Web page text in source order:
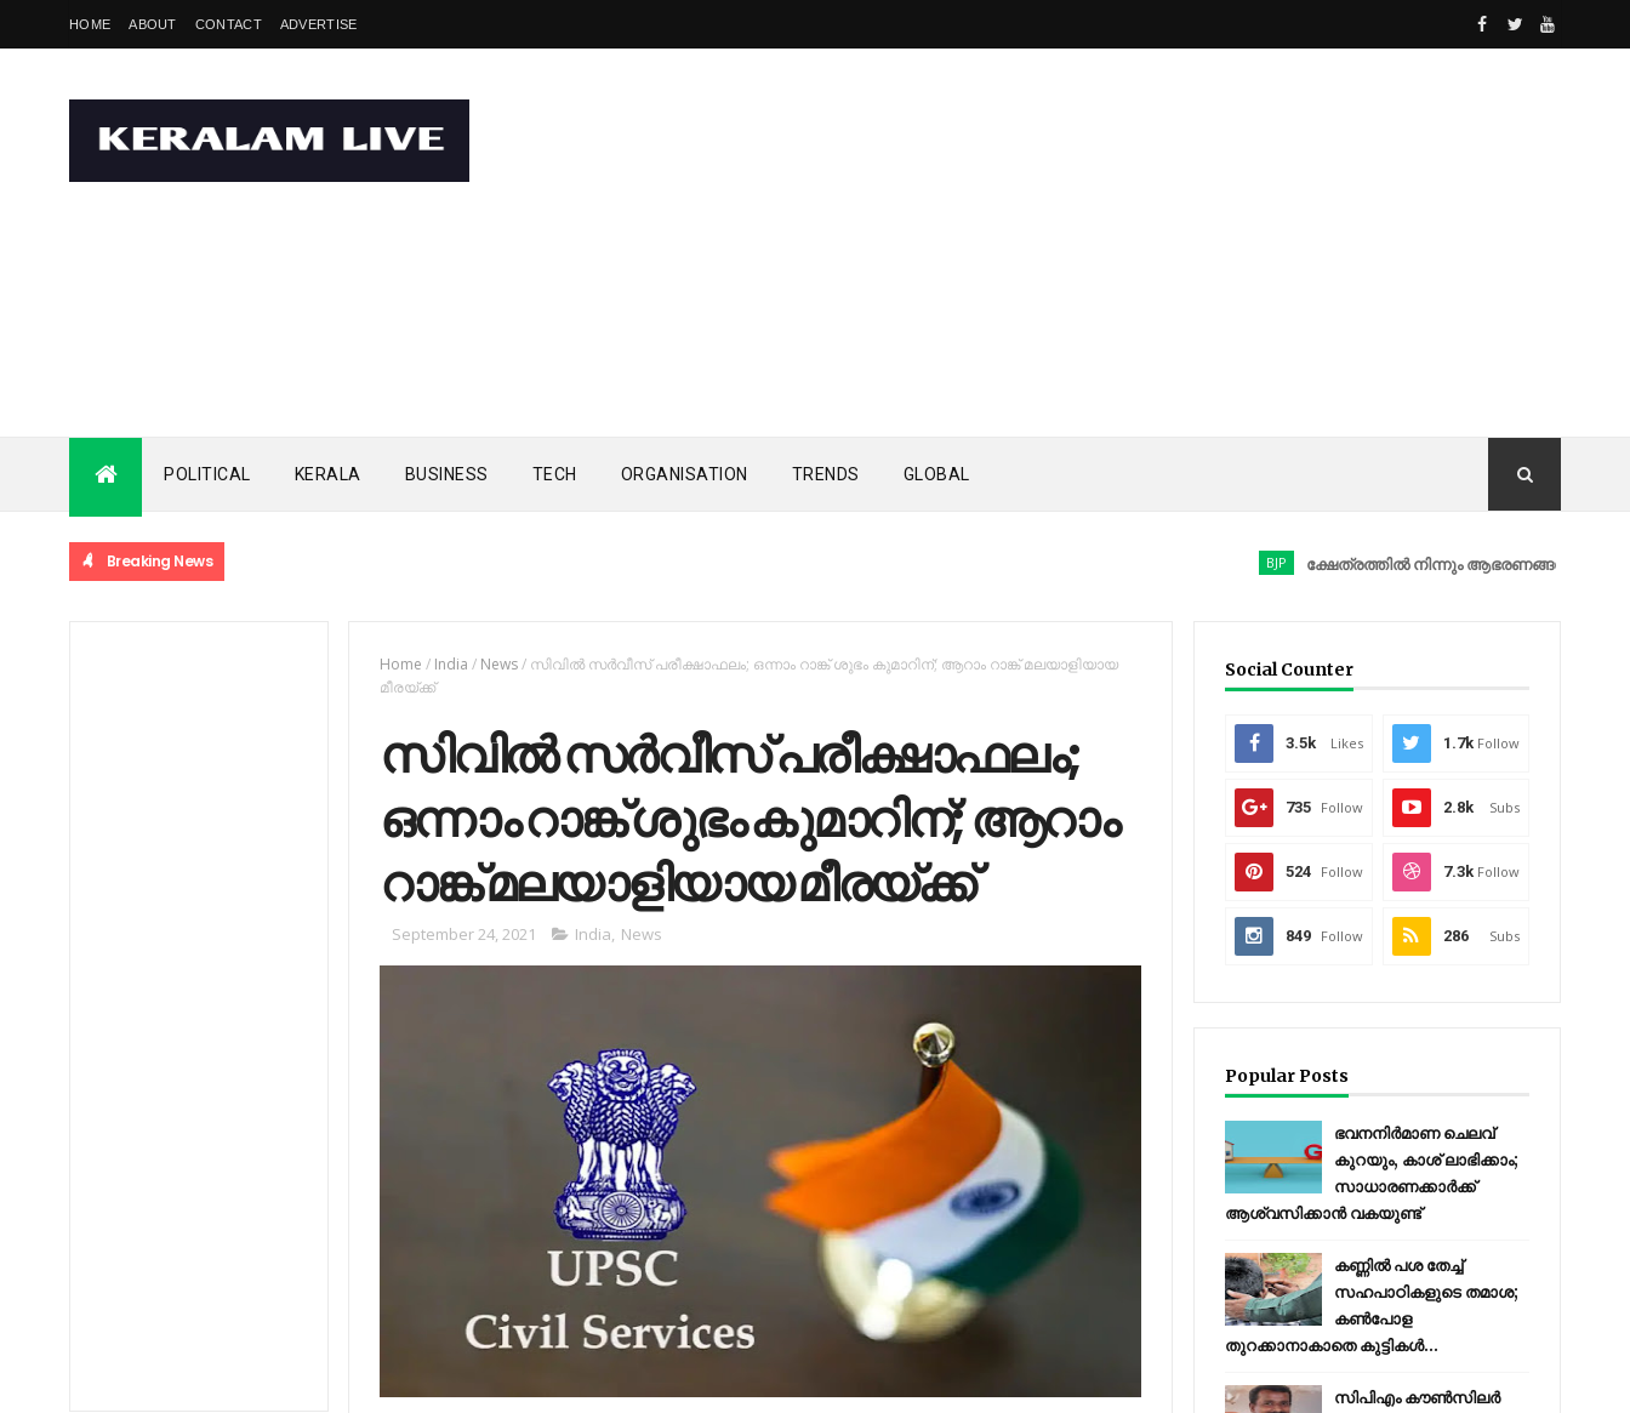
HOME ABOUT CONTACT ADVERTISE
POLITICAL KERALA BUSINESS TECH ORGANISATION TRENDS GLOBAL
Breaking News ക്ഷേത്രത്തിൽ നിന്നും ആഭരണങ്ങൾ കവർന്നു;
Home / India / News/ സിവില്‍ സര്‍വീസ് പരീക്ഷാഫലം; ഒന്നാം റാങ്ക് ശുഭം കുമാറിന്; ആറാം റാങ്ക് മലയാളിയായ
മീരയ്ക്ക്
സിവില്‍ സര്‍വീസ് പരീക്ഷാഫലം;
ഒന്നാം റാങ്ക് ശുഭം കുമാറിന്; ആറാം
റാങ്ക് മലയാളിയായ മീരയ്ക്ക്
September 24, 2021 India, News
Social Counter
3.5k Likes 1.7k Follow
735 Follow 2.8k Subs
524 Follow 7.3k Follow
849 Follow 286 Subs
Popular Posts
ഭവനനിർമാണ ചെലവ്
കുറയും, കാശ് ലാഭിക്കാം;
സാധാരണക്കാർക്ക്
ആശ്വസിക്കാൻ വകയുണ്ട്
കണ്ണിൽ പശ തേച്ച്
സഹപാഠികളുടെ തമാശ;
കൺപോള
തുറക്കാനാകാതെ കുട്ടികൾ...
സിപിഎം കൗണ്‍സിലര്‍